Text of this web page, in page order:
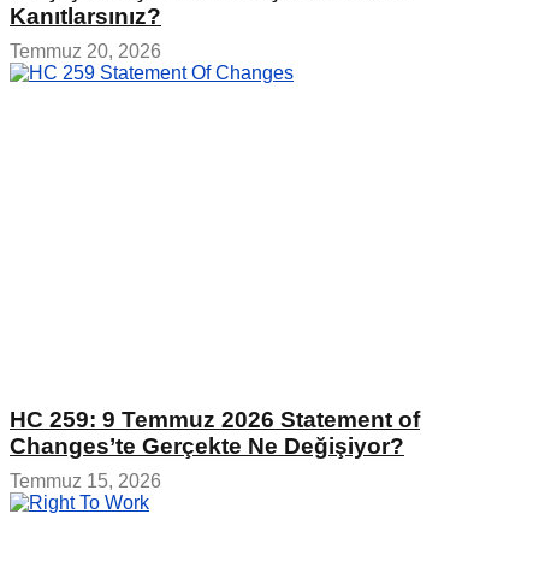
Kanıtlarsınız?
Temmuz 20, 2026
HC 259: 9 Temmuz 2026 Statement of
Changes’te Gerçekte Ne Değişiyor?
Temmuz 15, 2026